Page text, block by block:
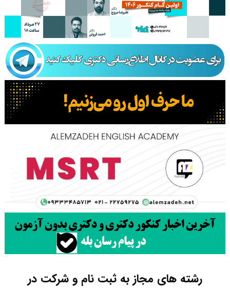
رشته های مجاز به ثبت نام و شرکت در